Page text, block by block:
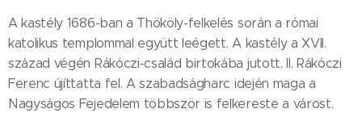
A kastély 1686-ban a Thököly-felkelés során a római
katolikus templommal együtt leégett. A kastély a XVII.
század végén Rákóczi-család birtokába jutott. II. Rákóczi
Ferenc újíttatta fel. A szabadságharc idején maga a
Nagyságos Fejedelem többször is felkereste a várost.